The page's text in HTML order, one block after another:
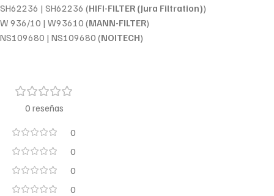
SH62236 | SH62236 (HIFI-FILTER (Jura Filtration))
W 936/10 | W93610 (MANN-FILTER)
NS109680 | NS109680 (NOITECH)
0 reseñas
0
0
0
0